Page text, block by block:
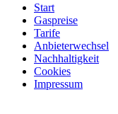
Start
Gaspreise
Tarife
Anbieterwechsel
Nachhaltigkeit
Cookies
Impressum